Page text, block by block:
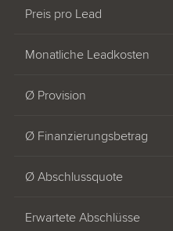
Preis pro Lead
Monatliche Leadkosten
Ø Provision
Ø Finanzierungsbetrag
Ø Abschlussquote
Erwartete Abschlüsse